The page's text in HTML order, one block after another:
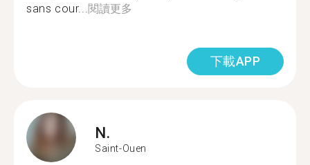
sans cour...閱讀更多
下載APP
N.
Saint-Ouen